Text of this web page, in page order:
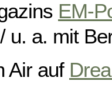
EM-
u. a. mit
Air auf